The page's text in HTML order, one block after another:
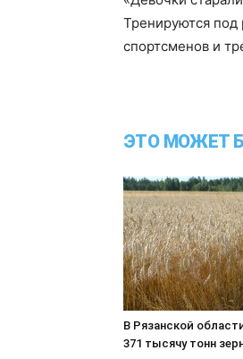
Тренируются под
спортсменов и
ЭТО МОЖЕТ
В Рязанской
371 тысячу тонн